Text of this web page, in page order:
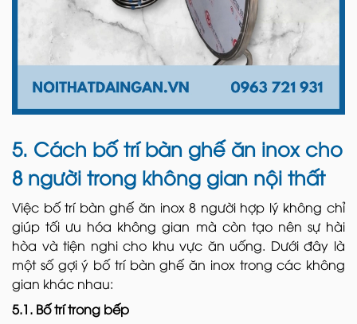
5. Cách bố trí bàn ghế ăn inox cho
8 người trong không gian nội thất
Việc bố trí bàn ghế ăn inox 8 người hợp lý không chỉ
giúp tối ưu hóa không gian mà còn tạo nên sự hài
hòa và tiện nghi cho khu vực ăn uống. Dưới đây là
một số gợi ý bố trí bàn ghế ăn inox trong các không
gian khác nhau:
5.1. Bố trí trong bếp